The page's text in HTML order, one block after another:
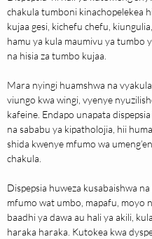
chakula tumboni kinachopelekea
kujaa gesi, kichefu chefu,
hamu ya kula maumivu ya tumbo
na hisia za tumbo kujaa.
Mara nyingi huamshwa na
viungo kwa wingi, vyenye
kafeine. Endapo unapata
na sababu ya kipatholojia, hii
shida kwenye mfumo wa
chakula.
Dispepsia huweza kusabaishwa
mfumo wat umbo, mapafu, moyo
baadhi ya dawa au hali ya akili,
haraka haraka. Kutokea kwa